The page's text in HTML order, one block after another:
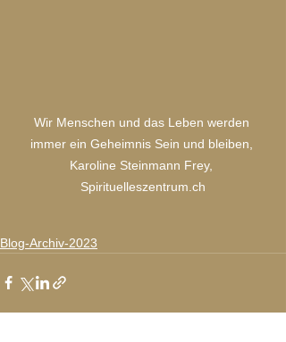
Wir Menschen und das Leben werden
immer ein Geheimnis Sein und bleiben,
Karoline Steinmann Frey,
Spirituelleszentrum.ch
Blog-Archiv-2023